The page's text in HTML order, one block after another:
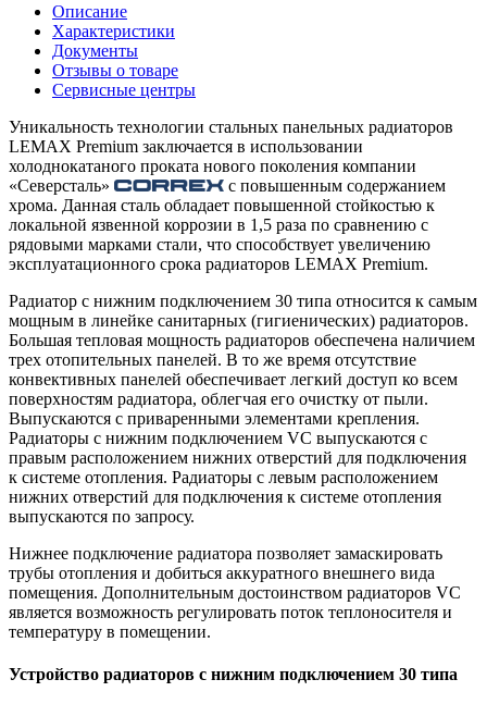
Описание
Характеристики
Документы
Отзывы о товаре
Сервисные центры
Уникальность технологии стальных панельных радиаторов
LEMAX Premium заключается в использовании
холоднокатаного проката нового поколения компании
«Северсталь»
с повышенным содержанием
хрома. Данная сталь обладает повышенной стойкостью к
локальной язвенной коррозии в 1,5 раза по сравнению с
рядовыми марками стали, что способствует увеличению
эксплуатационного срока радиаторов LEMAX Premium.
Радиатор с нижним подключением 30 типа относится к самым
мощным в линейке санитарных (гигиенических) радиаторов.
Большая тепловая мощность радиаторов обеспечена наличием
трех отопительных панелей. В то же время отсутствие
конвективных панелей обеспечивает легкий доступ ко всем
поверхностям радиатора, облегчая его очистку от пыли.
Выпускаются с приваренными элементами крепления.
Радиаторы с нижним подключением VC выпускаются с
правым расположением нижних отверстий для подключения
к системе отопления. Радиаторы с левым расположением
нижних отверстий для подключения к системе отопления
выпускаются по запросу.
Нижнее подключение радиатора позволяет замаскировать
трубы отопления и добиться аккуратного внешнего вида
помещения. Дополнительным достоинством радиаторов VC
является возможность регулировать поток теплоносителя и
температуру в помещении.
Устройство радиаторов с нижним подключением 30 типа